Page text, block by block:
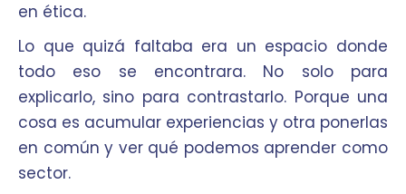
en ética.
Lo que quizá faltaba era un espacio donde
todo eso se encontrara. No solo para
explicarlo, sino para contrastarlo. Porque una
cosa es acumular experiencias y otra ponerlas
en común y ver qué podemos aprender como
sector.